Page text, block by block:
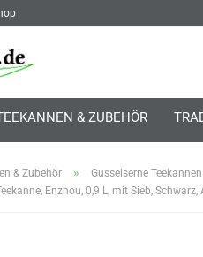
& ZUBEHÖR
& Zubehör » Gusseiserne Teekannen
Enzhou, 0,9 L, mit Sieb, Schwarz,